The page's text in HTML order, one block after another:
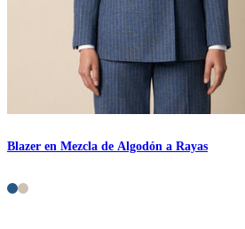
Blazer en Mezcla de Algodón a Rayas